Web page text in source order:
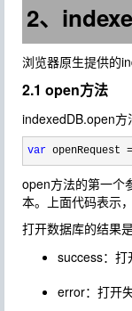
2、
浏览器原生提供的
2.1 open方法
indexedDB.open方
var
open方法的第一个
本。上面代码表示
打开数据库的结果
success：打
error：打开